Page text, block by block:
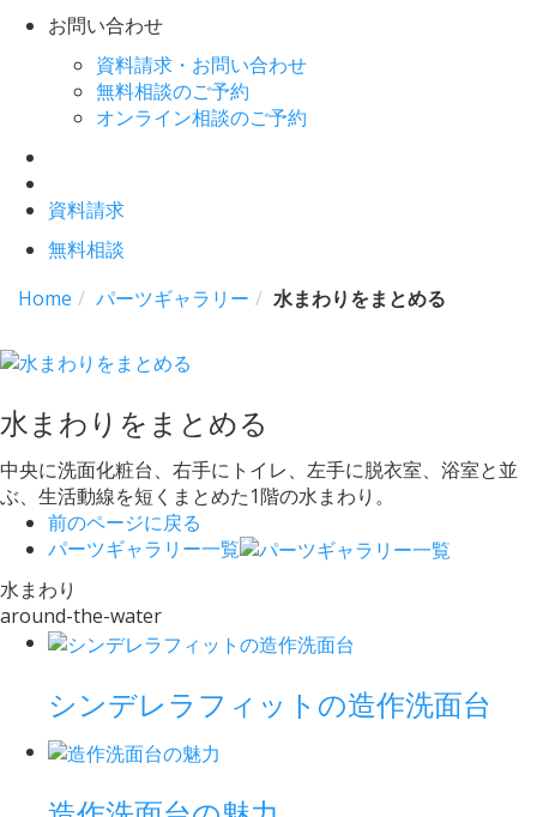
お問い合わせ
資料請求・お問い合わせ
無料相談のご予約
オンライン相談のご予約
資料請求
無料相談
Home
パーツギャラリー 水まわりをまとめる
水まわりをまとめる
中央に洗面化粧台、右手にトイレ、左手に脱衣室、浴室と並
ぶ、生活動線を短くまとめた1階の水まわり。
前のページに戻る
パーツギャラリー一覧
水まわり
around-the-water
シンデレラフィットの造作洗面台